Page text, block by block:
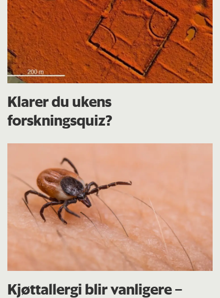
Klarer du ukens
forskningsquiz?
Kjøttallergi blir vanligere –